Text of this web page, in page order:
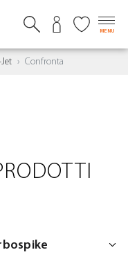
MENU
Confronta